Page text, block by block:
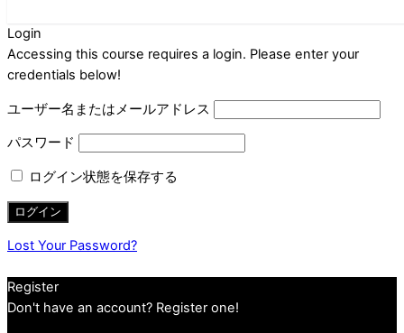
Login
Accessing this course requires a login. Please enter your
credentials below!
ユーザー名またはメールアドレス
パスワード
ログイン状態を保存する
Lost Your Password?
Register
Don't have an account? Register one!